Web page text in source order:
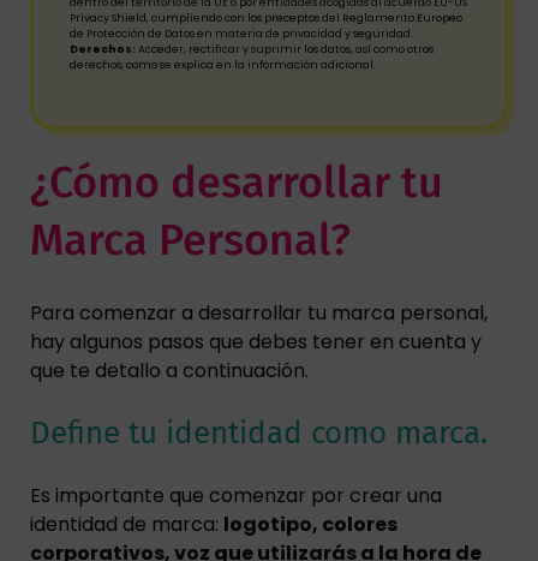
Privacy Shield, cumpliendo con los preceptos del Reglamento Europeo
de Protección de Datos en materia de privacidad y seguridad.
Derechos:Acceder, rectificar y suprimir los datos, así como otros
derechos, como se explica en la información adicional.
¿Cómo desarrollar tu
Marca Personal?
Para comenzar a desarrollar tu marca personal,
hay algunos pasos que debes tener en cuenta y
que te detallo a continuación.
Define tu identidad como marca.
Es importante que comenzar por crear una
identidad de marca: logotipo, colores
corporativos, voz que utilizarás a la hora de